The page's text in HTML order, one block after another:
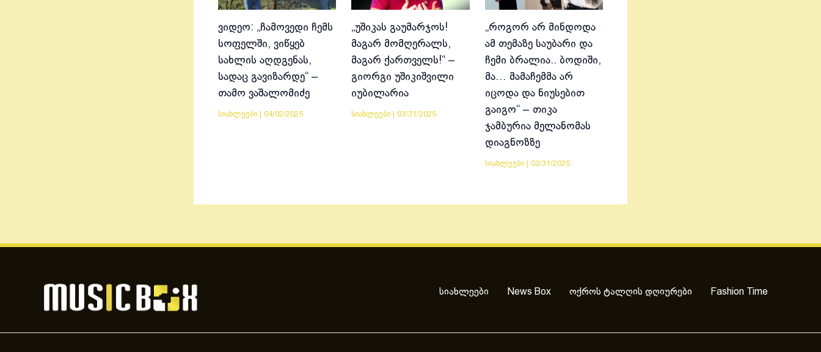
ვიდეო: „ჩამოვედი ჩემს
სოფელში, ვიწყებ
სახლის აღდგენას,
სადაც გავიზარდე“ –
თამო ვაშალომიძე
სიახლეები 04/02/2025
„უშიკას გაუმარჯოს!
მაგარ მომღერალს,
მაგარ ქართველს!“ –
გიორგი უშიკიშვილი
იუბილარია
სიახლეები |03/31/2025
„როგორ არ მინდოდა
ამ თემაზე საუბარი და
ჩემი ბრალია.. ბოდიში,
მა… მამაჩემმა არ
იცოდა და ნიუსებით
გაიგო“ – თიკა
ჯამბურია მელანომას
დიაგნოზზე
სიახლეები| 03/31/2025
სიახლეები News Box ოქროს ტალღის დღიურები Fashion Time